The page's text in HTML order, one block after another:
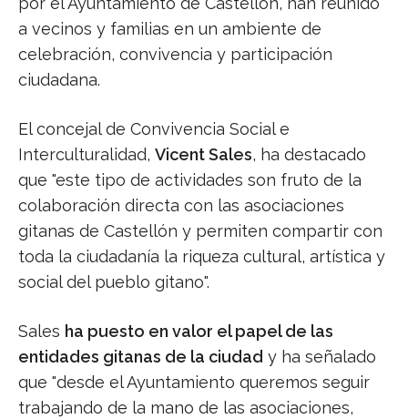
a vecinos y familias en un ambiente de
celebración, convivencia y participación
ciudadana.
El concejal de Convivencia Social e
Interculturalidad, Vicent Sales, ha destacado
que "este tipo de actividades son fruto de la
colaboración directa con las asociaciones
gitanas de Castellón y permiten compartir con
toda la ciudadanía la riqueza cultural, artística y
social del pueblo gitano".
Sales ha puesto en valor el papel de las
entidades gitanas de la ciudad y ha señalado
que "desde el Ayuntamiento queremos seguir
trabajando de la mano de las asociaciones,